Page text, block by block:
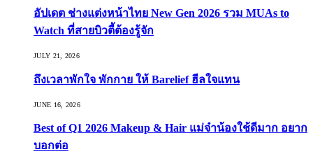
อัปเดต ช่างแต่งหน้าไทย New Gen 2026 รวม MUAs to
Watch ที่สายบิวตี้ต้องรู้จัก
JULY 21, 2026
ถึงเวลาพักใจ พักกาย ให้ Barelief ฮีลใจแทน
JUNE 16, 2026
Best of Q1 2026 Makeup & Hair แม่จ๋าน้องใช้ดีมาก อยาก
บอกต่อ